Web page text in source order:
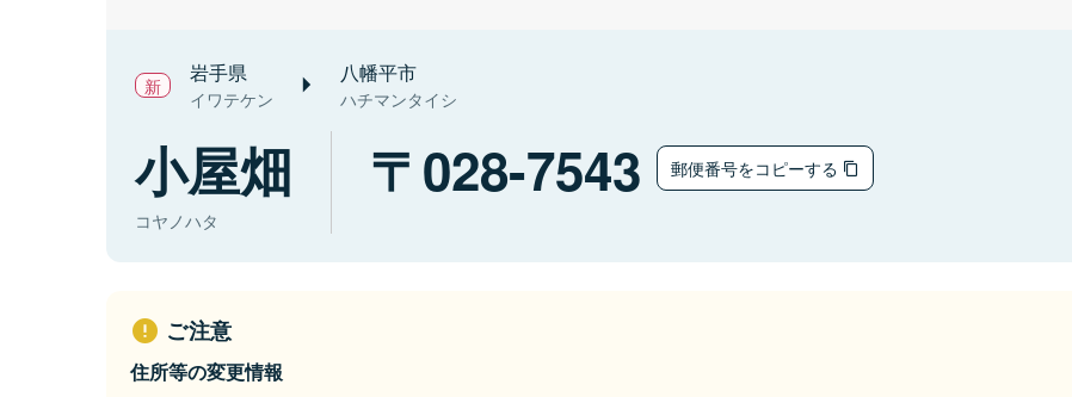
岩手県
イワテケン
八幡平市
ハチマンタイシ
小屋畑
コヤノハタ
028-7543 郵便番号をコピーする
ご注意
住所等の変更情報